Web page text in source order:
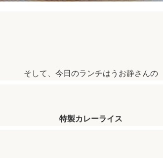
そして、今日のランチはうお静さんの
特製カレーライス